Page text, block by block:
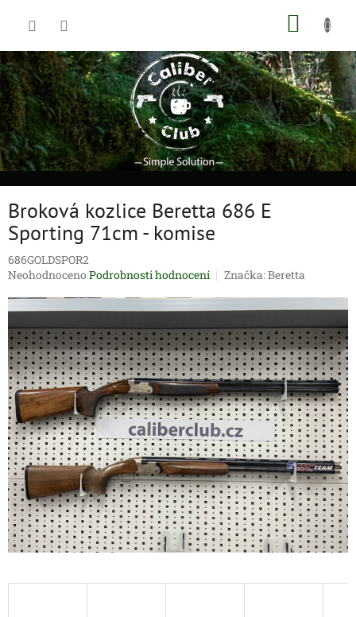
Broková kozlice Beretta 686 E
Sporting 71cm - komise
686GOLDSPOR2
Průměrné
0,0
z
5
hvězdiček.
Neohodnoceno Podrobnosti hodnocení Značka:Beretta